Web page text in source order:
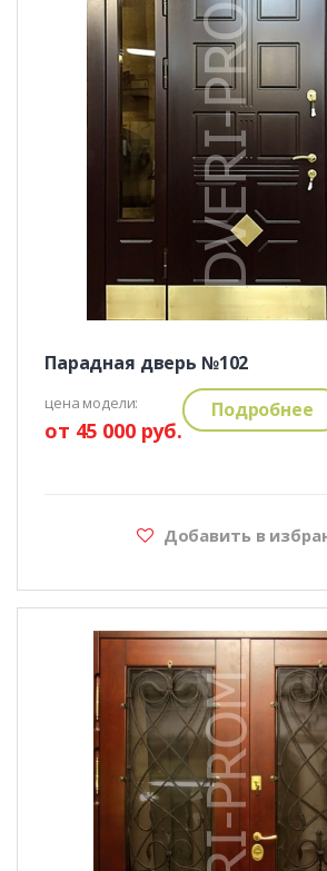
Парадная дверь №102
цена модели:
от 45 000 руб.
Подробнее
Добавить в